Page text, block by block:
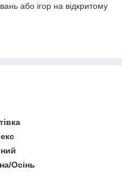
або ігор на відкритому
Осінь